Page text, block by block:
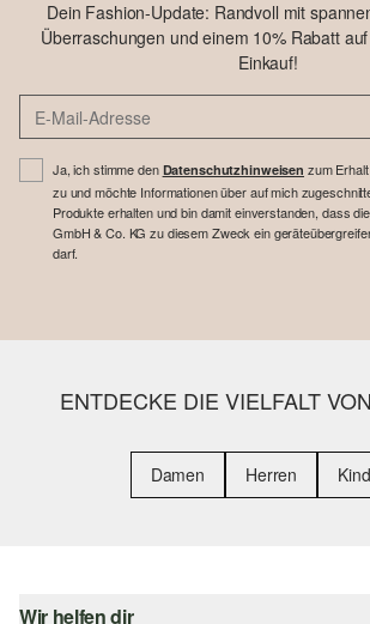
Dein Fashion-Update: Randvoll mit
Überraschungen und einem 10% Rabatt
Einkauf!
Ja, ich stimme den Datenschutzhinweisen zum
zu und möchte Informationen über auf mich
Produkte erhalten und bin damit einverstanden, dass
GmbH & Co. KG zu diesem Zweck ein
darf.
ENTDECKE DIE VIELFALT
Damen Herren
Wir helfen dir